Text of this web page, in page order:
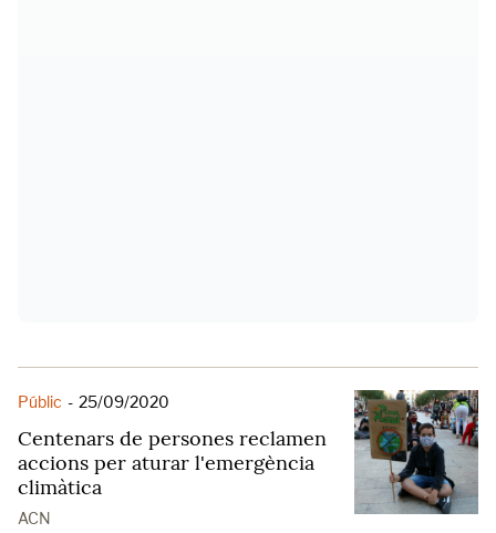
Públic - 25/09/2020
Centenars de persones reclamen
accions per aturar l'emergència
climàtica
ACN